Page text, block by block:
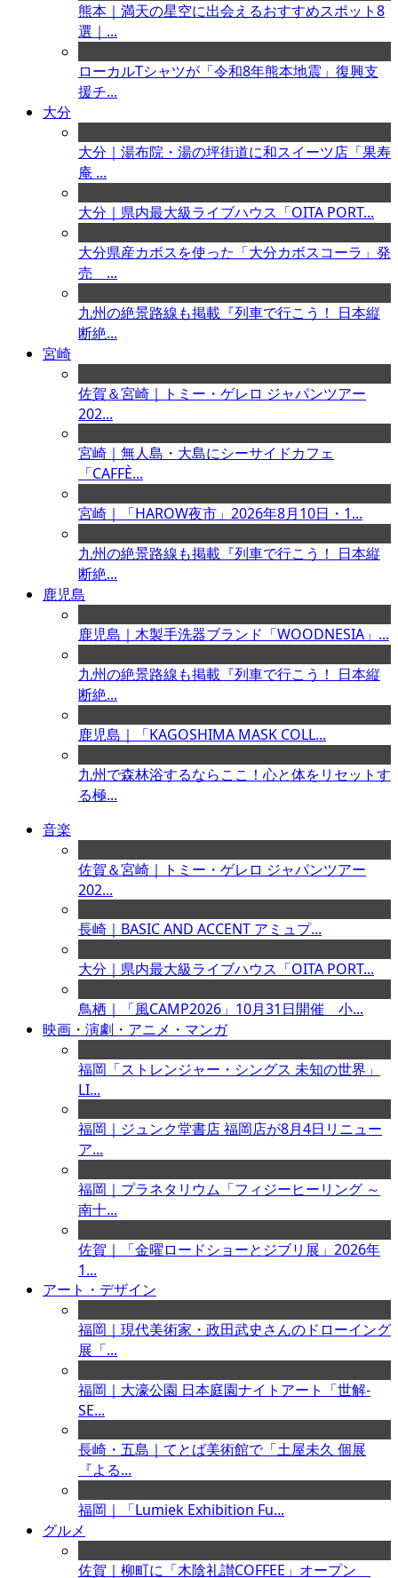
熊本｜満天の星空に出会えるおすすめスポット8
選｜...
ローカルTシャツが「令和8年熊本地震」復興支
援チ...
大分
大分｜湯布院・湯の坪街道に和スイーツ店「果寿
庵 ...
大分｜県内最大級ライブハウス「OITA PORT...
大分県産カボスを使った「大分カボスコーラ」発
売 ...
九州の絶景路線も掲載『列車で行こう！ 日本縦
断絶...
宮崎
佐賀＆宮崎｜トミー・ゲレロ ジャパンツアー
202...
宮崎｜無人島・大島にシーサイドカフェ
「CAFFÈ...
宮崎｜「HAROW夜市」2026年8月10日・1...
九州の絶景路線も掲載『列車で行こう！ 日本縦
断絶...
鹿児島
鹿児島｜木製手洗器ブランド「WOODNESIA」...
九州の絶景路線も掲載『列車で行こう！ 日本縦
断絶...
鹿児島｜「KAGOSHIMA MASK COLL...
九州で森林浴するならここ！心と体をリセットす
る極...
音楽
佐賀＆宮崎｜トミー・ゲレロ ジャパンツアー
202...
長崎｜BASIC AND ACCENT アミュプ...
大分｜県内最大級ライブハウス「OITA PORT...
鳥栖｜「風CAMP2026」10月31日開催 小...
映画・演劇・アニメ・マンガ
福岡「ストレンジャー・シングス 未知の世界」
LI...
福岡｜ジュンク堂書店 福岡店が8月4日リニュー
ア...
福岡｜プラネタリウム「フィジーヒーリング ～
南十...
佐賀｜「金曜ロードショーとジブリ展」2026年
1...
アート・デザイン
福岡｜現代美術家・政田武史さんのドローイング
展「...
福岡｜大濠公園 日本庭園ナイトアート「世解-
SE...
長崎・五島｜てとば美術館で「土屋未久 個展
『よる...
福岡｜「Lumiek Exhibition Fu...
グルメ
佐賀｜柳町に「木陰礼讃COFFEE」オープン